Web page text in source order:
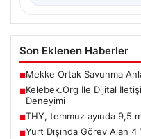
Son Eklenen Haberler
■Mekke Ortak Savunma
■Kelebek.Org İle Dijital
Deneyimi
■THY, temmuz ayında 9,5
■Yurt Dışında Görev Alan 4